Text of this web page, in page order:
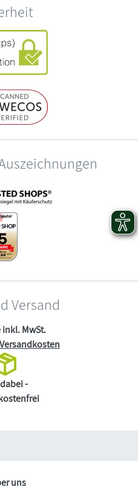
Versand
inkl. MwSt.
Versandkosten
-
uns